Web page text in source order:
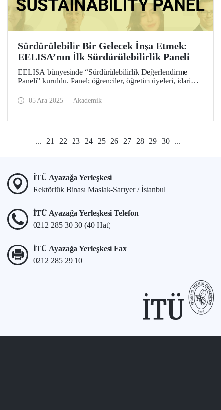
Sürdürülebilir Bir Gelecek İnşa Etmek:
EELISA’nın İlk Sürdürülebilirlik Paneli
EELISA bünyesinde “Sürdürülebilirlik Değerlendirme
Paneli” kuruldu. Panel; öğrenciler, öğretim üyeleri, idari
oluşan 12 kişilik bir ekipten oluşuyor. Amaç, EELISA’nın
05 Ara 2025 Akademik
... 21 22 23 24 25 26 27 28 29 30 ...
İTÜ Ayazağa Yerleşkesi
Rektörlük Binası Maslak-Sarıyer / İstanbul
İTÜ Ayazağa Yerleşkesi Telefon
0212 285 30 30 (40 Hat)
İTÜ Ayazağa Yerleşkesi Fax
0212 285 29 10